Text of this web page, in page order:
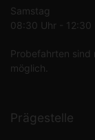
Samstag
08:30 Uhr - 12:30
Probefahrten sind
möglich.
Prägestelle